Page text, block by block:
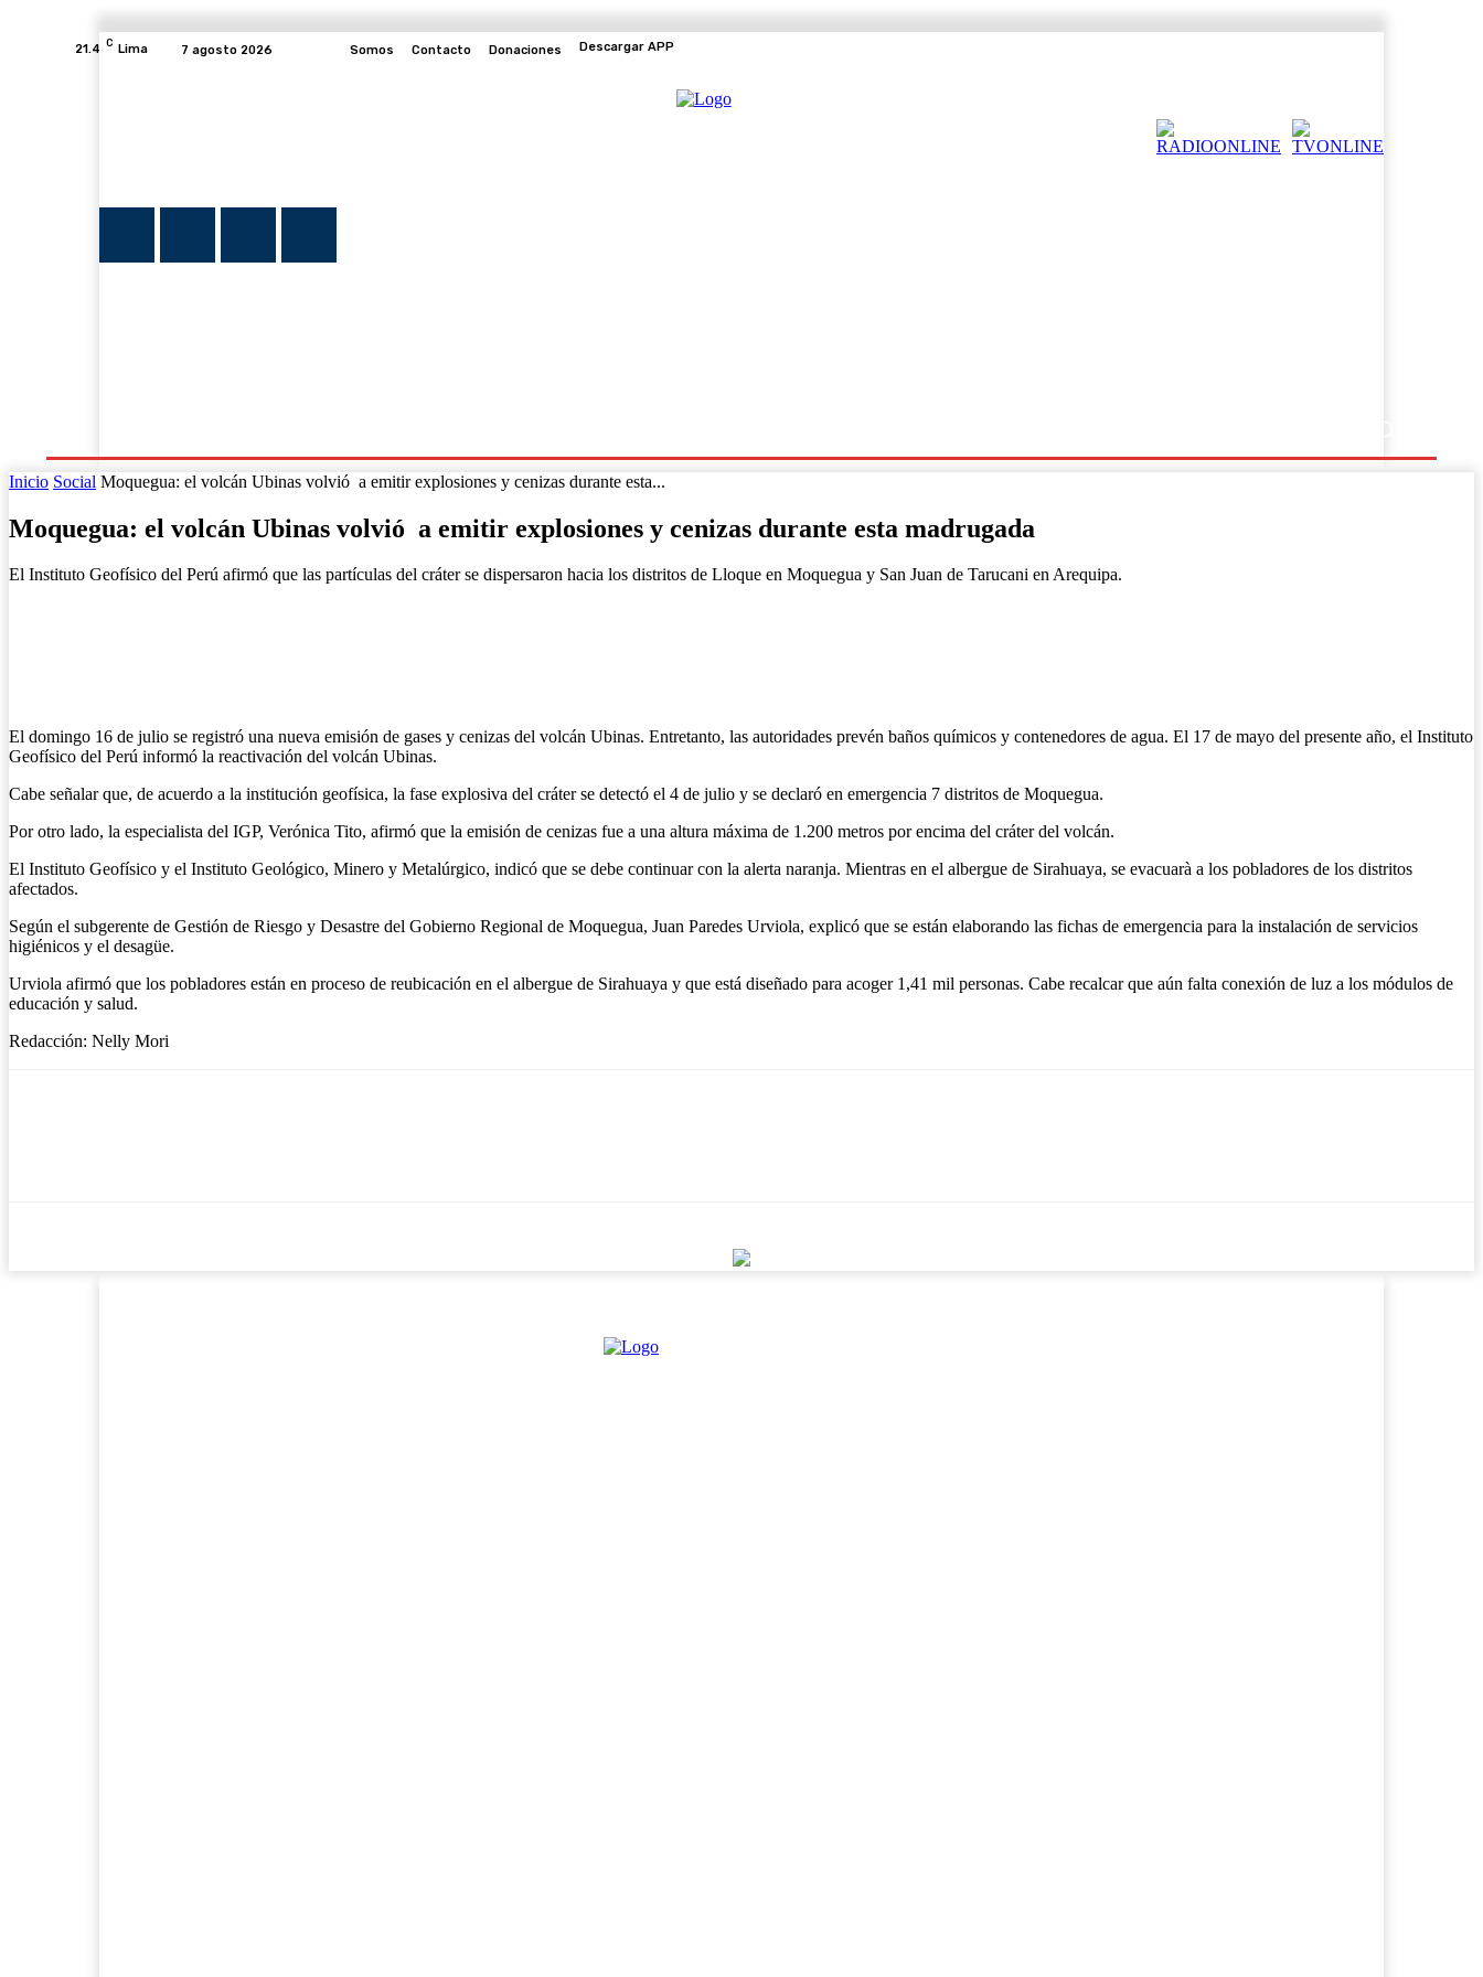
21.4 C Lima 7 agosto 2026 Somos Contacto Donaciones Descargar APP
Inicio Social Moquegua: el volcán Ubinas volvió a emitir explosiones y cenizas durante esta...
Moquegua: el volcán Ubinas volvió a emitir explosiones y cenizas durante esta madrugada
El Instituto Geofísico del Perú afirmó que las partículas del cráter se dispersaron hacia los distritos de Lloque en Moquegua y San Juan de Tarucani en Arequipa.
El domingo 16 de julio se registró una nueva emisión de gases y cenizas del volcán Ubinas. Entretanto, las autoridades prevén baños químicos y contenedores de agua. El 17 de mayo del presente año, el Instituto
Geofísico del Perú informó la reactivación del volcán Ubinas.
Cabe señalar que, de acuerdo a la institución geofísica, la fase explosiva del cráter se detectó el 4 de julio y se declaró en emergencia 7 distritos de Moquegua.
Por otro lado, la especialista del IGP, Verónica Tito, afirmó que la emisión de cenizas fue a una altura máxima de 1.200 metros por encima del cráter del volcán.
El Instituto Geofísico y el Instituto Geológico, Minero y Metalúrgico, indicó que se debe continuar con la alerta naranja. Mientras en el albergue de Sirahuaya, se evacuarà a los pobladores de los distritos
afectados.
Según el subgerente de Gestión de Riesgo y Desastre del Gobierno Regional de Moquegua, Juan Paredes Urviola, explicó que se están elaborando las fichas de emergencia para la instalación de servicios
higiénicos y el desagüe.
Urviola afirmó que los pobladores están en proceso de reubicación en el albergue de Sirahuaya y que está diseñado para acoger 1,41 mil personas. Cabe recalcar que aún falta conexión de luz a los módulos de
educación y salud.
Redacción: Nelly Mori